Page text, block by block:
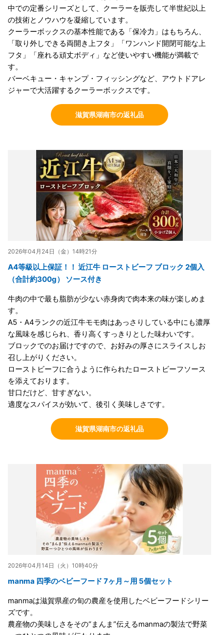
中での定番シリーズとして、クーラーを販売して半世紀以上
の技術とノウハウを凝縮しています。
クーラーボックスの基本性能である「保冷力」はもちろん、
「取り外しできる両開き上フタ」「ワンハンド開閉可能な上
フタ」「座れる頑丈ボディ」など使いやすい機能が満載で
す。
バーベキュー・キャンプ・フィッシングなど、アウトドアレ
ジャーで大活躍するクーラーボックスです。
滋賀県湖南市の返礼品
2026年04月24日（金）14時21分
A4等級以上保証！！ 近江牛 ローストビーフ ブロック 2個入
（合計約300g） ソース付き
牛肉の中で最も脂肪が少ない赤身肉で肉本来の味が楽しめま
す。
A5・A4ランクの近江牛モモ肉はあっさりしている中にも濃厚
な風味を感じられ、香り高くすっきりとした味わいです。
ブロックでのお届けですので、お好みの厚さにスライスしお
召し上がりください。
ローストビーフに合うように作られたローストビーフソース
を添えております。
甘口だけど、甘すぎない。
適度なスパイスが効いて、後引く美味しさです。
滋賀県湖南市の返礼品
2026年04月14日（火）10時40分
manma 四季のベビーフード 7ヶ月～用 5個セット
manmaは滋賀県産の旬の農産を使用したベビーフードシリー
ズです。
農産物の美味しさをその“まんま”伝えるmanmaの製法で野菜